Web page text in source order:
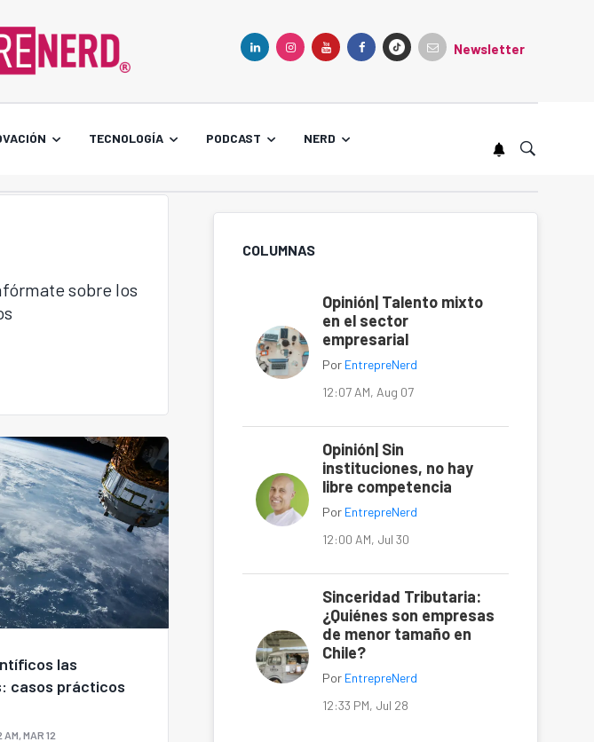
Newsletter
TECNOLOGÍA PODCAST NERD
sobre los
las
casos prácticos
MAR 12
COLUMNAS
Opinión| Talento mixto
en el sector
empresarial
Por EntrepreNerd
12:07 AM, Aug 07
Opinión| Sin
instituciones, no hay
libre competencia
Por EntrepreNerd
12:00 AM, Jul 30
Sinceridad Tributaria:
¿Quiénes son empresas
de menor tamaño en
Chile?
Por EntrepreNerd
12:33 PM, Jul 28